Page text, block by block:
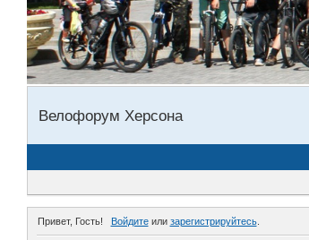
Велофорум Херсона
Привет, Гость! Войдитеили зарегистрируйтесь.